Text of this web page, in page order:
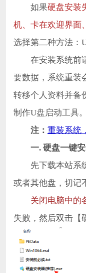
如果硬盘安装
机、卡在欢迎界面
选择第二种方法：
在安装系统前请
要数据，系统重装
转移个人资料并备
制作U盘启动工具。
注： 重装系统
一. 硬盘一键安
先下载本站系统
或者其他盘，切记
关闭电脑中的
失败，然后双击【